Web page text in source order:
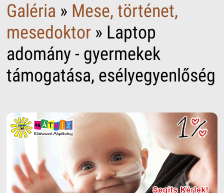
Galéria » Mese, történet,
mesedoktor» Laptop
adomány - gyermekek
támogatása, esélyegyenlőség